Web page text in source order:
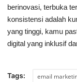
berinovasi, terbuka
konsistensi adalah
yang tinggi, kamu
digital yang inklusif
Tags: email